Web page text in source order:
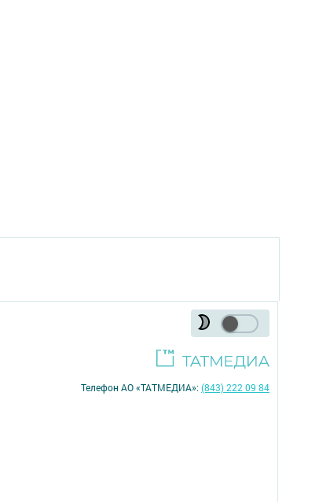
Телефон АО «ТАТМЕДИА»:(843) 222 09 84